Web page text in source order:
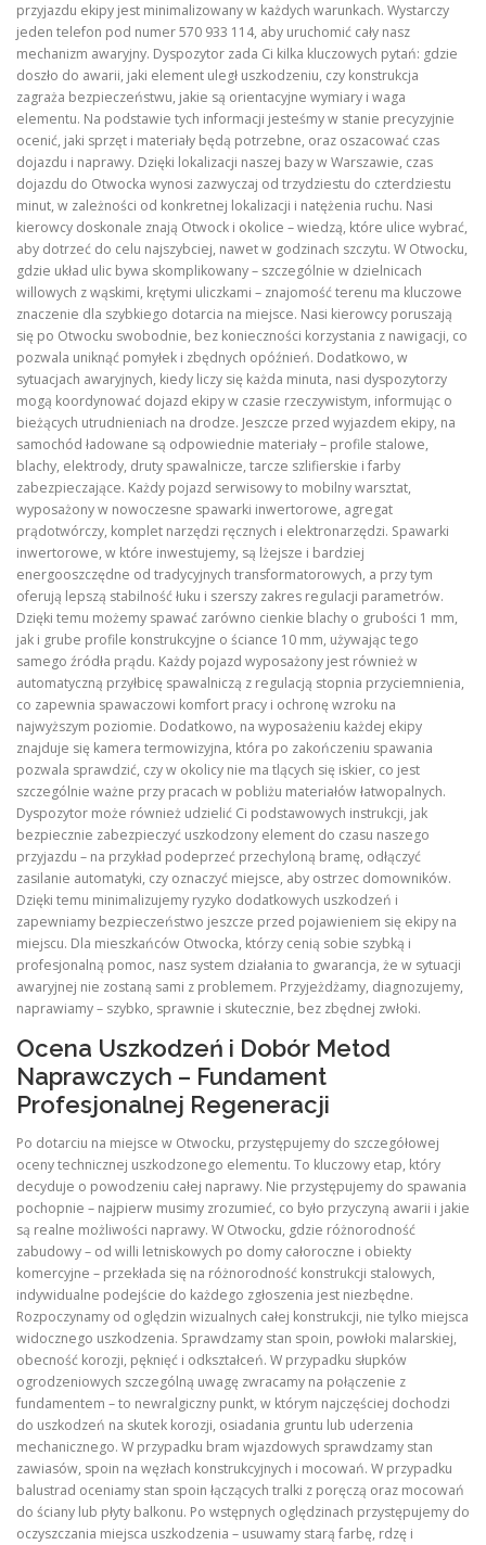
przyjazdu ekipy jest minimalizowany w każdych warunkach. Wystarczy
jeden telefon pod numer 570 933 114, aby uruchomić cały nasz
mechanizm awaryjny. Dyspozytor zada Ci kilka kluczowych pytań: gdzie
doszło do awarii, jaki element uległ uszkodzeniu, czy konstrukcja
zagraża bezpieczeństwu, jakie są orientacyjne wymiary i waga
elementu. Na podstawie tych informacji jesteśmy w stanie precyzyjnie
ocenić, jaki sprzęt i materiały będą potrzebne, oraz oszacować czas
dojazdu i naprawy. Dzięki lokalizacji naszej bazy w Warszawie, czas
dojazdu do Otwocka wynosi zazwyczaj od trzydziestu do czterdziestu
minut, w zależności od konkretnej lokalizacji i natężenia ruchu. Nasi
kierowcy doskonale znają Otwock i okolice – wiedzą, które ulice wybrać,
aby dotrzeć do celu najszybciej, nawet w godzinach szczytu. W Otwocku,
gdzie układ ulic bywa skomplikowany – szczególnie w dzielnicach
willowych z wąskimi, krętymi uliczkami – znajomość terenu ma kluczowe
znaczenie dla szybkiego dotarcia na miejsce. Nasi kierowcy poruszają
się po Otwocku swobodnie, bez konieczności korzystania z nawigacji, co
pozwala uniknąć pomyłek i zbędnych opóźnień. Dodatkowo, w
sytuacjach awaryjnych, kiedy liczy się każda minuta, nasi dyspozytorzy
mogą koordynować dojazd ekipy w czasie rzeczywistym, informując o
bieżących utrudnieniach na drodze. Jeszcze przed wyjazdem ekipy, na
samochód ładowane są odpowiednie materiały – profile stalowe,
blachy, elektrody, druty spawalnicze, tarcze szlifierskie i farby
zabezpieczające. Każdy pojazd serwisowy to mobilny warsztat,
wyposażony w nowoczesne spawarki inwertorowe, agregat
prądotwórczy, komplet narzędzi ręcznych i elektronarzędzi. Spawarki
inwertorowe, w które inwestujemy, są lżejsze i bardziej
energooszczędne od tradycyjnych transformatorowych, a przy tym
oferują lepszą stabilność łuku i szerszy zakres regulacji parametrów.
Dzięki temu możemy spawać zarówno cienkie blachy o grubości 1 mm,
jak i grube profile konstrukcyjne o ściance 10 mm, używając tego
samego źródła prądu. Każdy pojazd wyposażony jest również w
automatyczną przyłbicę spawalniczą z regulacją stopnia przyciemnienia,
co zapewnia spawaczowi komfort pracy i ochronę wzroku na
najwyższym poziomie. Dodatkowo, na wyposażeniu każdej ekipy
znajduje się kamera termowizyjna, która po zakończeniu spawania
pozwala sprawdzić, czy w okolicy nie ma tlących się iskier, co jest
szczególnie ważne przy pracach w pobliżu materiałów łatwopalnych.
Dyspozytor może również udzielić Ci podstawowych instrukcji, jak
bezpiecznie zabezpieczyć uszkodzony element do czasu naszego
przyjazdu – na przykład podeprzeć przechyloną bramę, odłączyć
zasilanie automatyki, czy oznaczyć miejsce, aby ostrzec domowników.
Dzięki temu minimalizujemy ryzyko dodatkowych uszkodzeń i
zapewniamy bezpieczeństwo jeszcze przed pojawieniem się ekipy na
miejscu. Dla mieszkańców Otwocka, którzy cenią sobie szybką i
profesjonalną pomoc, nasz system działania to gwarancja, że w sytuacji
awaryjnej nie zostaną sami z problemem. Przyjeżdżamy, diagnozujemy,
naprawiamy – szybko, sprawnie i skutecznie, bez zbędnej zwłoki.
Ocena Uszkodzeń i Dobór Metod
Naprawczych – Fundament
Profesjonalnej Regeneracji
Po dotarciu na miejsce w Otwocku, przystępujemy do szczegółowej
oceny technicznej uszkodzonego elementu. To kluczowy etap, który
decyduje o powodzeniu całej naprawy. Nie przystępujemy do spawania
pochopnie – najpierw musimy zrozumieć, co było przyczyną awarii i jakie
są realne możliwości naprawy. W Otwocku, gdzie różnorodność
zabudowy – od willi letniskowych po domy całoroczne i obiekty
komercyjne – przekłada się na różnorodność konstrukcji stalowych,
indywidualne podejście do każdego zgłoszenia jest niezbędne.
Rozpoczynamy od oględzin wizualnych całej konstrukcji, nie tylko miejsca
widocznego uszkodzenia. Sprawdzamy stan spoin, powłoki malarskiej,
obecność korozji, pęknięć i odkształceń. W przypadku słupków
ogrodzeniowych szczególną uwagę zwracamy na połączenie z
fundamentem – to newralgiczny punkt, w którym najczęściej dochodzi
do uszkodzeń na skutek korozji, osiadania gruntu lub uderzenia
mechanicznego. W przypadku bram wjazdowych sprawdzamy stan
zawiasów, spoin na węzłach konstrukcyjnych i mocowań. W przypadku
balustrad oceniamy stan spoin łączących tralki z poręczą oraz mocowań
do ściany lub płyty balkonu. Po wstępnych oględzinach przystępujemy do
oczyszczania miejsca uszkodzenia – usuwamy starą farbę, rdzę i